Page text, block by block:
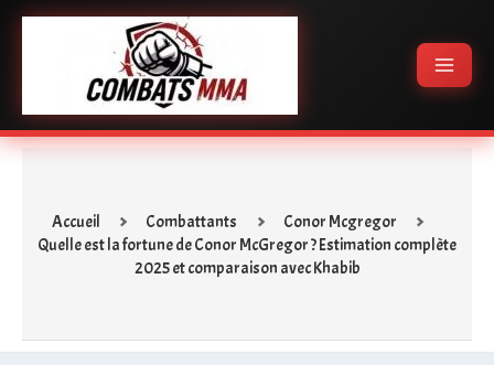
Aller
Menu
Accueil Combattants
Conor Mcgregor
Quelle est la fortune de Conor McGregor ? Estimation complète
2025 et comparaison avec Khabib